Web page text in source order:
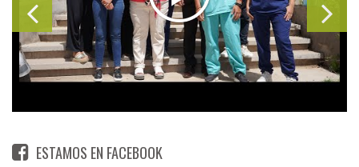
ESTAMOS EN FACEBOOK